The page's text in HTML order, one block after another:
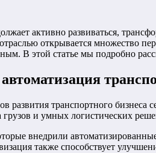
активно развиваться,
открывается множество
В этой статье мы подробно
развития транспортного бизнеса
и умных логистических
внедрили
также способствует